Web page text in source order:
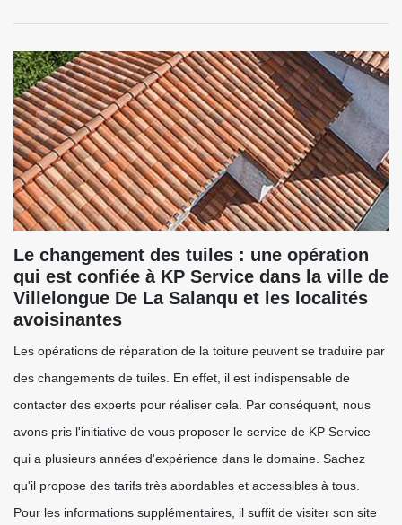
Le changement des tuiles : une opération
qui est confiée à KP Service dans la ville de
Villelongue De La Salanqu et les localités
avoisinantes
Les opérations de réparation de la toiture peuvent se traduire par
des changements de tuiles. En effet, il est indispensable de
contacter des experts pour réaliser cela. Par conséquent, nous
avons pris l'initiative de vous proposer le service de KP Service
qui a plusieurs années d'expérience dans le domaine. Sachez
qu'il propose des tarifs très abordables et accessibles à tous.
Pour les informations supplémentaires, il suffit de visiter son site